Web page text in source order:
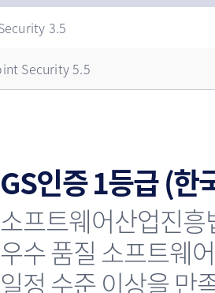
3.5
Security 5.5
GS인증 1등급 (한
소프트웨어산업진
우수 품질 소프트웨
일정 수준 이상을 만